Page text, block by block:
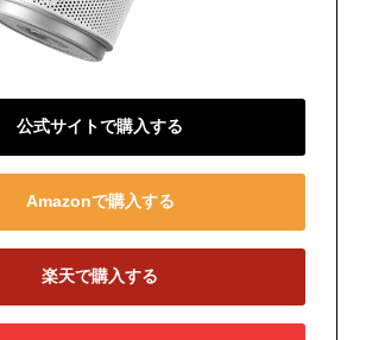
公式サイトで購入する
Amazonで購入する
楽天で購入する